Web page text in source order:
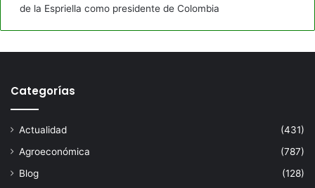
de la Espriella como presidente de Colombia
Categorías
Actualidad
(431)
Agroeconómica
(787)
Blog
(128)